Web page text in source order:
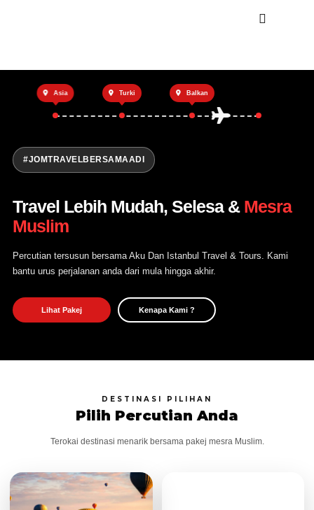
Utama
Private Trip
Tentang Kami
Hubungi Kami
Asia Turki Balkan
#JOMTRAVELBERSAMAADI
Travel Lebih Mudah, Selesa & Mesra
Muslim
Percutian tersusun bersama Aku Dan Istanbul Travel & Tours. Kami
bantu urus perjalanan anda dari mula hingga akhir.
Lihat Pakej Kenapa Kami ?
DESTINASI PILIHAN
Pilih Percutian Anda
Terokai destinasi menarik bersama pakej mesra Muslim.